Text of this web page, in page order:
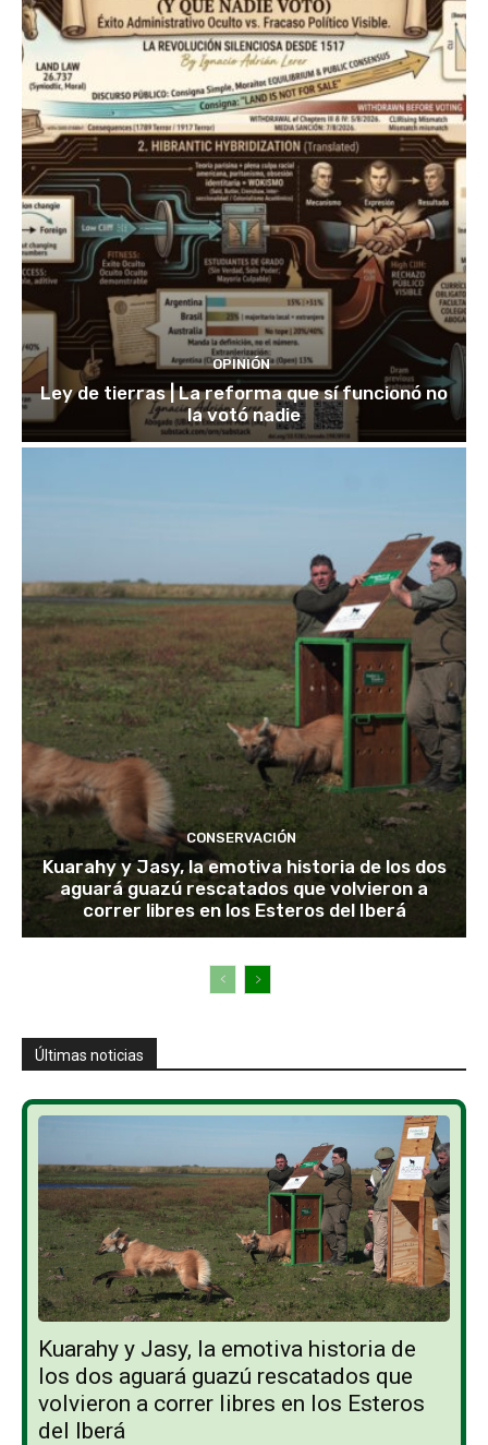
OPINIÓN
Ley de tierras | La reforma que sí funcionó no
la votó nadie
CONSERVACIÓN
Kuarahy y Jasy, la emotiva historia de los dos
aguará guazú rescatados que volvieron a
correr libres en los Esteros del Iberá
Últimas noticias
Kuarahy y Jasy, la emotiva historia de
los dos aguará guazú rescatados que
volvieron a correr libres en los Esteros
del Iberá